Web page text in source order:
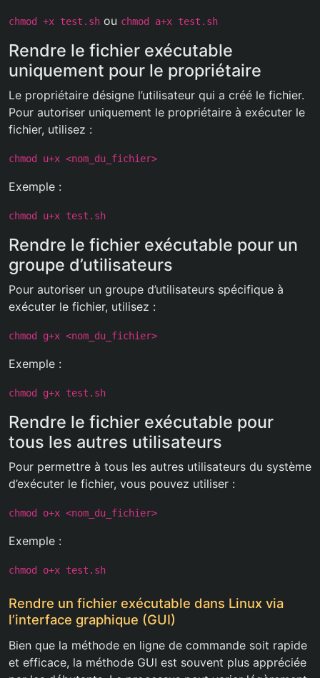
chmod +x test.sh ou chmod a+x test.sh
Rendre le fichier exécutable
uniquement pour le propriétaire
Le propriétaire désigne l’utilisateur qui a créé le fichier.
Pour autoriser uniquement le propriétaire à exécuter le
fichier, utilisez :
chmod u+x <nom_du_fichier>
Exemple :
chmod u+x test.sh
Rendre le fichier exécutable pour un
groupe d’utilisateurs
Pour autoriser un groupe d’utilisateurs spécifique à
exécuter le fichier, utilisez :
chmod g+x <nom_du_fichier>
Exemple :
chmod g+x test.sh
Rendre le fichier exécutable pour
tous les autres utilisateurs
Pour permettre à tous les autres utilisateurs du système
d’exécuter le fichier, vous pouvez utiliser :
chmod o+x <nom_du_fichier>
Exemple :
chmod o+x test.sh
Rendre un fichier exécutable dans Linux via
l’interface graphique (GUI)
Bien que la méthode en ligne de commande soit rapide
et efficace, la méthode GUI est souvent plus appréciée